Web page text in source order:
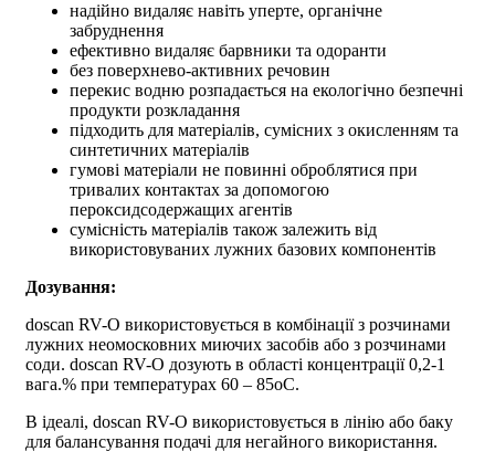
надійно видаляє навіть уперте, органічне
забруднення
ефективно видаляє барвники та одоранти
без поверхнево-активних речовин
перекис водню розпадається на екологічно безпечні
продукти розкладання
підходить для матеріалів, сумісних з окисленням та
синтетичних матеріалів
гумові матеріали не повинні оброблятися при
тривалих контактах за допомогою
пероксидсодержащих агентів
сумісність матеріалів також залежить від
використовуваних лужних базових компонентів
Дозування:
doscan RV-O використовується в комбінації з розчинами
лужних неомосковних миючих засобів або з розчинами
соди. doscan RV-O дозують в області концентрації 0,2-1
вага.% при температурах 60 – 85oC.
В ідеалі, doscan RV-O використовується в лінію або баку
для балансування подачі для негайного використання.